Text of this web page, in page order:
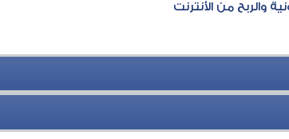
والربح من الأنترنت